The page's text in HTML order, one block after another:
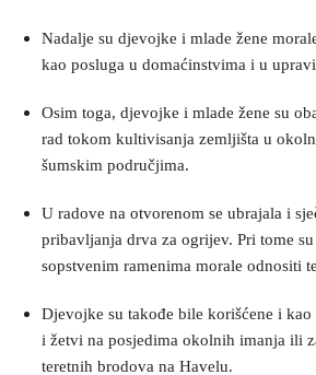
Nadalje su djevojke i mlade žene
kao posluga u domaćinstvima i u upravi
Osim toga, djevojke i mlade žene su
rad tokom kultivisanja zemljišta u
šumskim područjima.
U radove na otvorenom se ubrajala i
pribavljanja drva za ogrijev. Pri tome
sopstvenim ramenima morale odnositi
Djevojke su takođe bile korišćene i
i žetvi na posjedima okolnih imanja ili
teretnih brodova na Havelu.